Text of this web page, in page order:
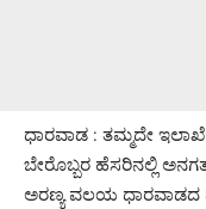
ಧಾರವಾಡ : ತಮ್ಮದೇ
ಬೇರೊಬ್ಬರ ಹೆಸರಿನಲ್ಲಿ
ಅರಣ್ಯ ವಲಯ ಧಾರವಾಡದ